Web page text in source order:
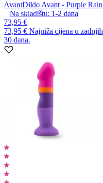
AvantDildo Avant - Purple Rain
Na skladištu: 1-2 dana
73,95 €
73,95 € Najniža cijena u zadnjih
30 dana.